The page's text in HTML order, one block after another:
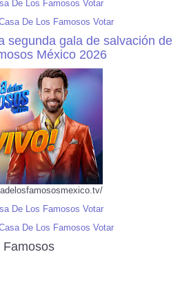
De Los Famosos Votar
De Los Famosos Votar
segunda gala de salvación de
México 2026
De Los Famosos Votar
De Los Famosos Votar
Famosos